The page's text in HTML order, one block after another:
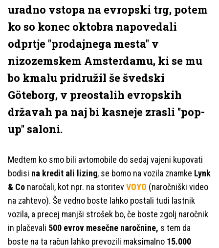
uradno vstopa na evropski trg, potem
ko so konec oktobra napovedali
odprtje ''prodajnega mesta'' v
nizozemskem Amsterdamu, ki se mu
bo kmalu pridružil še švedski
Göteborg, v preostalih evropskih
državah pa naj bi kasneje zrasli ''pop-
up'' saloni.
Medtem ko smo bili avtomobile do sedaj vajeni kupovati
bodisi na kredit ali lizing, se bomo na vozila znamke Lynk
& Co naročali, kot npr. na storitevVOYO (naročniški video
na zahtevo). Še vedno boste lahko postali tudi lastnik
vozila, a precej manjši strošek bo, če boste zgolj naročnik
in plačevali 500 evrov mesečne naročnine, s tem da
boste na ta račun lahko prevozili maksimalno 15.000